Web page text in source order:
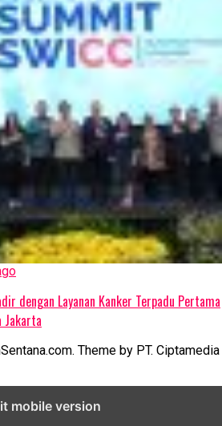
dengan Layanan Kanker Terpadu Pertama
Jakarta
Theme by PT. Ciptamedia
mobile version